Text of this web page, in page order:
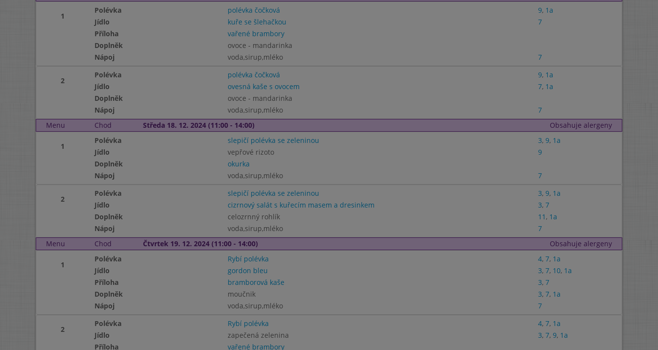
1
Polévka polévka čočková 9, 1a
Jídlo
kuře se šlehačkou
7
Příloha
vařené brambory
Doplněk
ovoce - mandarinka
Nápoj
voda,sirup,mléko 7
2
Polévka polévka čočková 9, 1a
Jídlo
ovesná kaše s ovocem 7, 1a
Doplněk
ovoce - mandarinka
Nápoj
voda,sirup,mléko
7
Menu
Chod Středa 18. 12. 2024 (11:00 - 14:00) Obsahuje alergeny
1
Polévka slepičí polévka se zeleninou 3, 9, 1a
Jídlo
vepřové rizoto
9
Doplněk
okurka
Nápoj
voda,sirup,mléko 7
2
Polévka slepičí polévka se zeleninou 3, 9, 1a
Jídlo
cizrnový salát s kuřecím masem a dresinkem 3, 7
Doplněk
celozrnný rohlík 11 , 1a
Nápoj
voda,sirup,mléko
7
Menu
Chod Čtvrtek 19. 12. 2024 (11:00 - 14:00) Obsahuje alergeny
1
Polévka Rybí polévka 4, 7, 1a
Jídlo
gordon bleu 3, 7, 10, 1a
Příloha
bramborová kaše 3, 7
Doplněk
moučnik 3, 7, 1a
Nápoj
voda,sirup,mléko 7
2
Polévka Rybí polévka 4, 7, 1a
Jídlo
zapečená zelenina 3, 7, 9, 1a
Příloha
vařené brambory